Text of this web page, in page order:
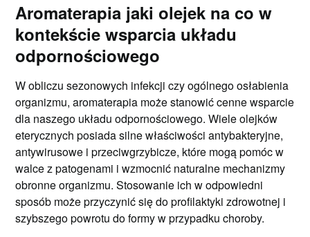
Aromaterapia jaki olejek na co w
kontekście wsparcia układu
odpornościowego
W obliczu sezonowych infekcji czy ogólnego osłabienia
organizmu, aromaterapia może stanowić cenne wsparcie
dla naszego układu odpornościowego. Wiele olejków
eterycznych posiada silne właściwości antybakteryjne,
antywirusowe i przeciwgrzybicze, które mogą pomóc w
walce z patogenami i wzmocnić naturalne mechanizmy
obronne organizmu. Stosowanie ich w odpowiedni
sposób może przyczynić się do profilaktyki zdrowotnej i
szybszego powrotu do formy w przypadku choroby.